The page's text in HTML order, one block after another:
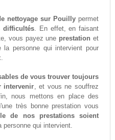
nettoyage sur Pouilly permet
difficultés. En effet, en faisant
vous payez une prestation et
la personne qui intervient pour
de vous trouver toujours
intervenir, et vous ne souffrez
nous mettons en place des
très bonne prestation vous
de nos prestations soient
qui intervient.